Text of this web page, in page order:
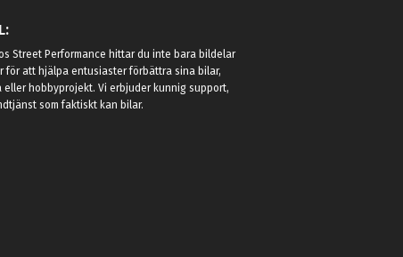
Street Performance hittar du inte bara bildelar
för att hjälpa entusiaster förbättra sina bilar,
hobbyprojekt. Vi erbjuder kunnig support,
som faktiskt kan bilar.